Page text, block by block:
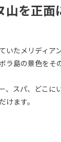
山を正面
いたメリディア
ラ島の景色をそ
、スパ、どこに
ます。